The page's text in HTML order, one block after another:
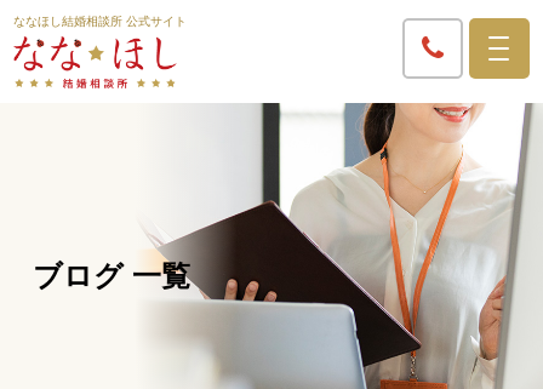
ななほし結婚相談所 公式サイト
ブログ 一覧